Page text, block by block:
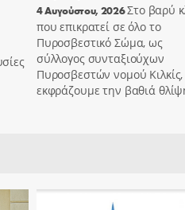
4 Αυγούστου, 2026Στο βαρύ
που επικρατεί σε όλο το
Πυροσβεστικό Σώμα, ως
σύλλογος συνταξιούχων
Πυροσβεστών νομού Κιλκίς,
εκφράζουμε την βαθιά